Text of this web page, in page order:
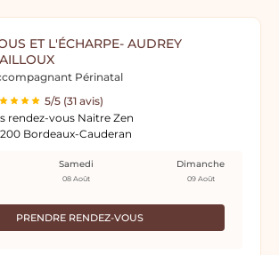
ET L'ÉCHARPE- AUDREY
Périnatal
5/5 (31 avis)
rendez-vous Naitre Zen
Bordeaux-Cauderan
PRENDRE RENDEZ-VOUS
Samedi
08 Août
Dimanche
09 Août